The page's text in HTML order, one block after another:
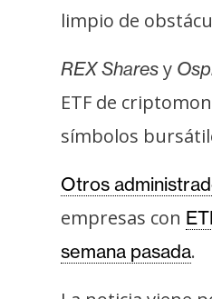
limpio de
REX Shares y
ETF de
símbolos
Otros
empresas con
semana pasada.